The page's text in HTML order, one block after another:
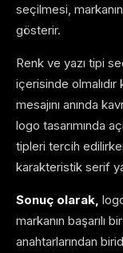
seçilmesi,
gösterir.
Renk ve yazı tipi
içerisinde
mesajını anında
logo tasarımında
tipleri tercih
karakteristik serif
Sonuç olarak,
markanın başarılı
anahtarlarından